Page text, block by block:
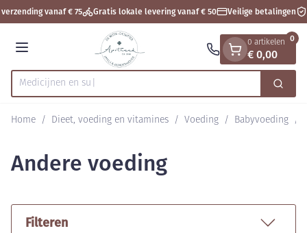
Ga naar de inhoud
1 van 1vanaf € 75 Gratis lokale levering vanaf € 50 Veilige betalingen
Menu
Product, merk, categorie... Zoek
0 artikelen
€ 0,00
0
Home / Dieet, voeding en vitamines / Voeding / Babyvoeding /
Andere voeding
Filteren